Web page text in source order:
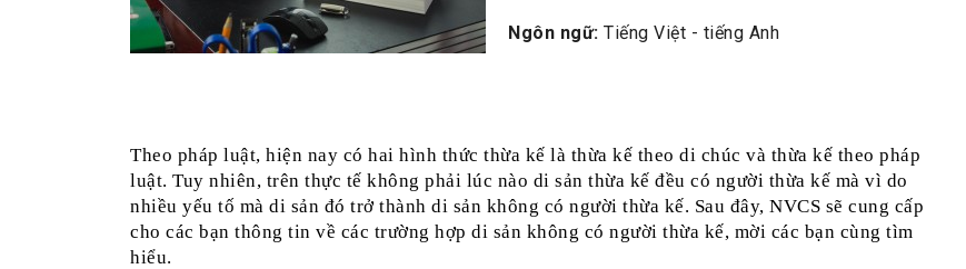
Ngôn ngữ: Tiếng Việt - tiếng Anh
Theo pháp luật, hiện nay có hai hình thức thừa kế là thừa kế theo di chúc và thừa kế theo pháp
luật. Tuy nhiên, trên thực tế không phải lúc nào di sản thừa kế đều có người thừa kế mà vì do
nhiều yếu tố mà di sản đó trở thành di sản không có người thừa kế. Sau đây, NVCS sẽ cung cấp
cho các bạn thông tin về các trường hợp di sản không có người thừa kế, mời các bạn cùng tìm
hiểu.